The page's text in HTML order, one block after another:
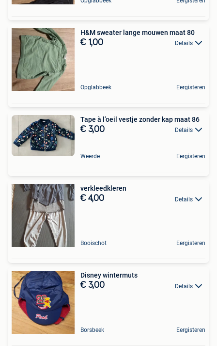
H&M sweater lange mouwen maat 80
€ 1,00 Details
Opglabbeek Eergisteren
Tape à l’oeil vestje zonder kap maat 86
€ 3,00 Details
Weerde Eergisteren
verkleedkleren
€ 4,00 Details
Booischot Eergisteren
Disney wintermuts
€ 3,00 Details
Borsbeek Eergisteren